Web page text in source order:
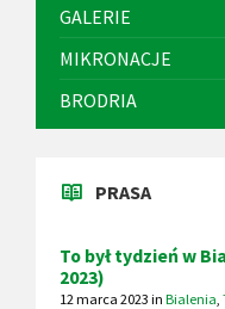
GALERIE
MIKRONACJE
BRODRIA
PRASA
To był tydzień w
2023)
12 marca 2023 in Bialenia